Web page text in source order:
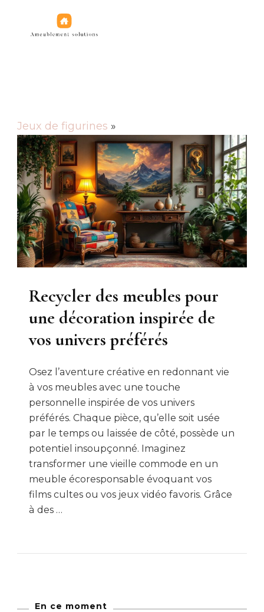
Jeux de figurines
Jeux de figurines »
Recycler des meubles pour
une décoration inspirée de
vos univers préférés
Osez l’aventure créative en redonnant vie
à vos meubles avec une touche
personnelle inspirée de vos univers
préférés. Chaque pièce, qu’elle soit usée
par le temps ou laissée de côté, possède un
potentiel insoupçonné. Imaginez
transformer une vieille commode en un
meuble écoresponsable évoquant vos
films cultes ou vos jeux vidéo favoris. Grâce
à des …
En ce moment